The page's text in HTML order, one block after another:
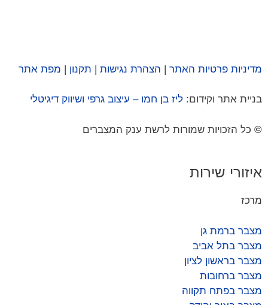
מדיניות פרטיות האתר | הצהרת נגישות | תקנון | מפת אתר
בניית אתר וקידום: ליז בן חמו – עיצוב גרפי ושיווק דיגיטלי
© כל הזכויות שמורות לרשת ענק המצברים
איזורי שירות
מרכז
מצבר ברמת גן
מצבר בתל אביב
מצבר בראשון לציון
מצבר ברחובות
מצבר בפתח תקווה